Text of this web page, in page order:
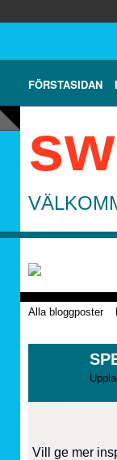
FÖRSTASIDAN
Alla bloggposter
Vill ge mer